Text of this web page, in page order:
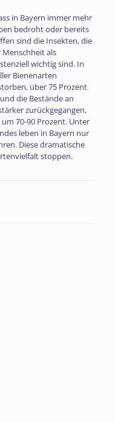
in Bayern immer mehr
bedroht oder bereits
sind die Insekten, die
als
wichtig sind. In
Bienenarten
über 75 Prozent
die Bestände an
zurückgegangen,
70-90 Prozent. Unter
leben in Bayern nur
Diese dramatische
stoppen.